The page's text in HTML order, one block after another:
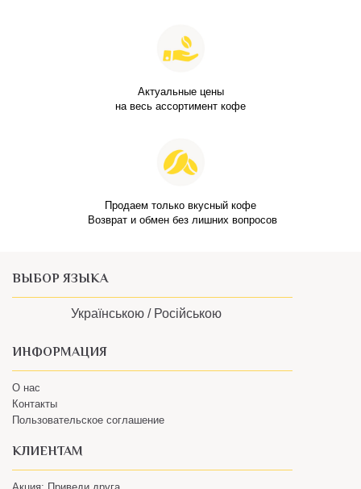
Актуальные цены
на весь ассортимент кофе
Продаем только вкусный кофе
Возврат и обмен без лишних вопросов
ВЫБОР ЯЗЫКА
Українською / Російською
ИНФОРМАЦИЯ
О нас
Контакты
Пользовательское соглашение
КЛИЕНТАМ